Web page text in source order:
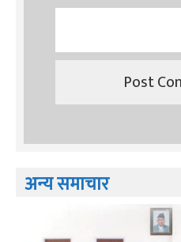
अन्य समाचार